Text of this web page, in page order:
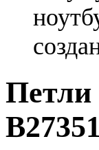
Петли